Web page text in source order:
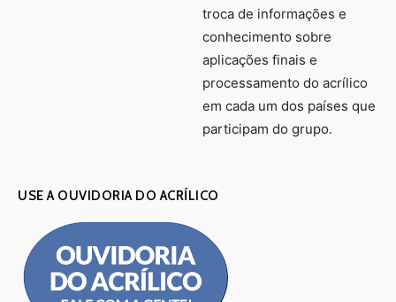
troca de informações e
conhecimento sobre
aplicações finais e
processamento do acrílico
em cada um dos países que
participam do grupo.
USE A OUVIDORIA DO ACRÍLICO